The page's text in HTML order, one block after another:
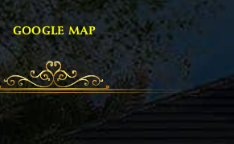
GOOGLE MAP